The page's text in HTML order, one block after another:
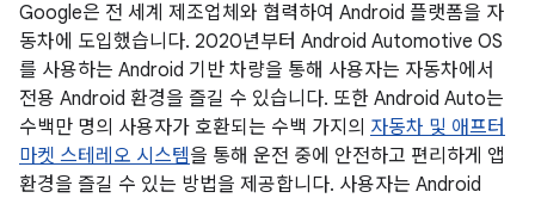
Google은 전 세계 제조업체와 협력하여 Android 플랫폼을 자
동차에 도입했습니다. 2020년부터 Android Automotive OS
를 사용하는 Android 기반 차량을 통해 사용자는 자동차에서
전용 Android 환경을 즐길 수 있습니다. 또한 Android Auto는
수백만 명의 사용자가 호환되는 수백 가지의 자동차 및 애프터
마켓 스테레오 시스템을 통해 운전 중에 안전하고 편리하게 앱
환경을 즐길 수 있는 방법을 제공합니다. 사용자는 Android